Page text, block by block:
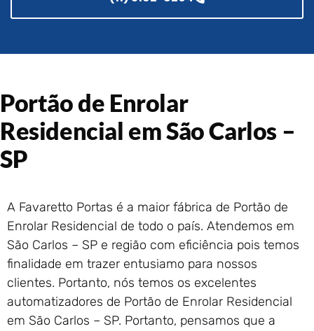
Enrolar em Rio das Ostras –
Portão de Garagem de
Portão de Garagem de
Enrolar em Petrópolis – RJ
Portão de Garagem de
Enrolar em Paraty – RJ
Enrolar em Nova Friburgo –
RJ
Portão de Enrolar
Residencial em São Carlos –
SP
A Favaretto Portas é a maior fábrica de Portão de
Enrolar Residencial de todo o país. Atendemos em
São Carlos – SP e região com eficiência pois temos
finalidade em trazer entusiamo para nossos
clientes. Portanto, nós temos os excelentes
automatizadores de Portão de Enrolar Residencial
em São Carlos – SP. Portanto, pensamos que a